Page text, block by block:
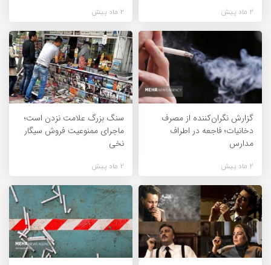
2 ماه پیش 2 ماه پیش
گزارش نگران‌کننده از مصرف
دخانیات؛ فاجعه در اطراف
مدارس
2 ماه پیش
سنگ بزرگ علامت نزدن است؛
ماجرای ممنوعیت فروش سیگار
نخی
2 ماه پیش